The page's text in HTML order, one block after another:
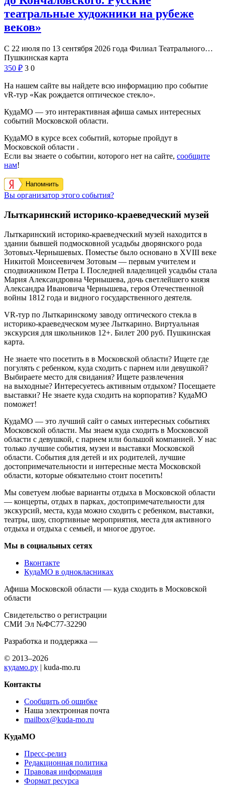
театральные художники на рубеже
веков»
С 22 июля по 13 сентября 2026 года Филиал Театрального…
Пушкинская карта
350 ₽ 3 0
На нашем сайте вы найдете всю информацию про событие
vR-тур «Как рождается оптическое стекло».
КудаМО — это интерактивная афиша самых интересных
событий Московской области.
КудаМО в курсе всех событий, которые пройдут в
Московской области .
Если вы знаете о событии, которого нет на сайте, сообщите
нам!
Напомнить
Вы организатор этого события?
Лыткаринский историко-краеведческий музей
Лыткаринский историко-краеведческий музей находится в
здании бывшей подмосковной усадьбы дворянского рода
Зотовых-Чернышевых. Поместье было основано в XVIII веке
Никитой Моисеевичем Зотовым — первым учителем и
сподвижником Петра I. Последней владелицей усадьбы стала
Мария Александровна Чернышева, дочь светлейшего князя
Александра Ивановича Чернышева, героя Отечественной
войны 1812 года и видного государственного деятеля.
VR-тур по Лыткаринскому заводу оптического стекла в
историко-краеведческом музее Лыткарино. Виртуальная
экскурсия для школьников 12+. Билет 200 руб. Пушкинская
карта.
Не знаете что посетить в в Московской области? Ищете где
погулять с ребенком, куда сходить с парнем или девушкой?
Выбираете место для свидания? Ищете развлечения
на выходные? Интересуетесь активным отдыхом? Посещаете
выставки? Не знаете куда сходить на корпоратив? КудаМО
поможет!
КудаМО — это лучший сайт о самых интересных событиях
Московской области. Мы знаем куда сходить в Московской
области с девушкой, с парнем или большой компанией. У нас
только лучшие события, музеи и выставки Московской
области. События для детей и их родителей, лучшие
достопримечательности и интересные места Московской
области, которые обязательно стоит посетить!
Мы советуем любые варианты отдыха в Московской области
— концерты, отдых в парках, достопримечательности для
экскурсий, места, куда можно сходить с ребенком, выставки,
театры, шоу, спортивные мероприятия, места для активного
отдыха и отдыха с семьей, и многое другое.
Мы в социальных сетях
Вконтакте
КудаМО в однокласниках
Афиша Московской области — куда сходить в Московской
области
Свидетельство о регистрации
СМИ Эл №ФС77-32290
Разработка и поддержка —
© 2013–2026
кудамо.ру | kuda-mo.ru
Контакты
Сообщить об ошибке
Наша электронная почта
mailbox@kuda-mo.ru
КудаМО
Пресс-релиз
Редакционная политика
Правовая информация
Формат ресурса